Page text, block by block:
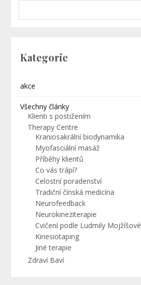
Kategorie
akce
Všechny články
Klienti s postižením
Therapy Centre
Kraniosakrální biodynamika
Myofasciální masáž
Příběhy klientů
Co vás trápí?
Celostní poradenství
Tradiční čínská medicína
Neurofeedback
Neurokineziterapie
Cvičení podle Ludmily Mojžíšové
Kinesiotaping
Jiné terapie
Zdraví Baví